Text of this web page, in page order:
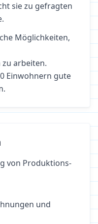
sie zu gefragten
Möglichkeiten,
zu arbeiten.
Einwohnern gute
von Produktions-
und